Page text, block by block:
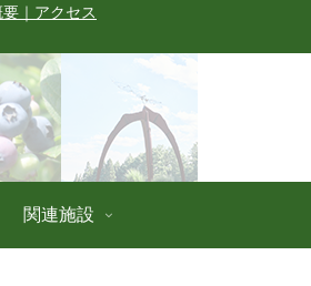
要 ｜アクセス
関連施設